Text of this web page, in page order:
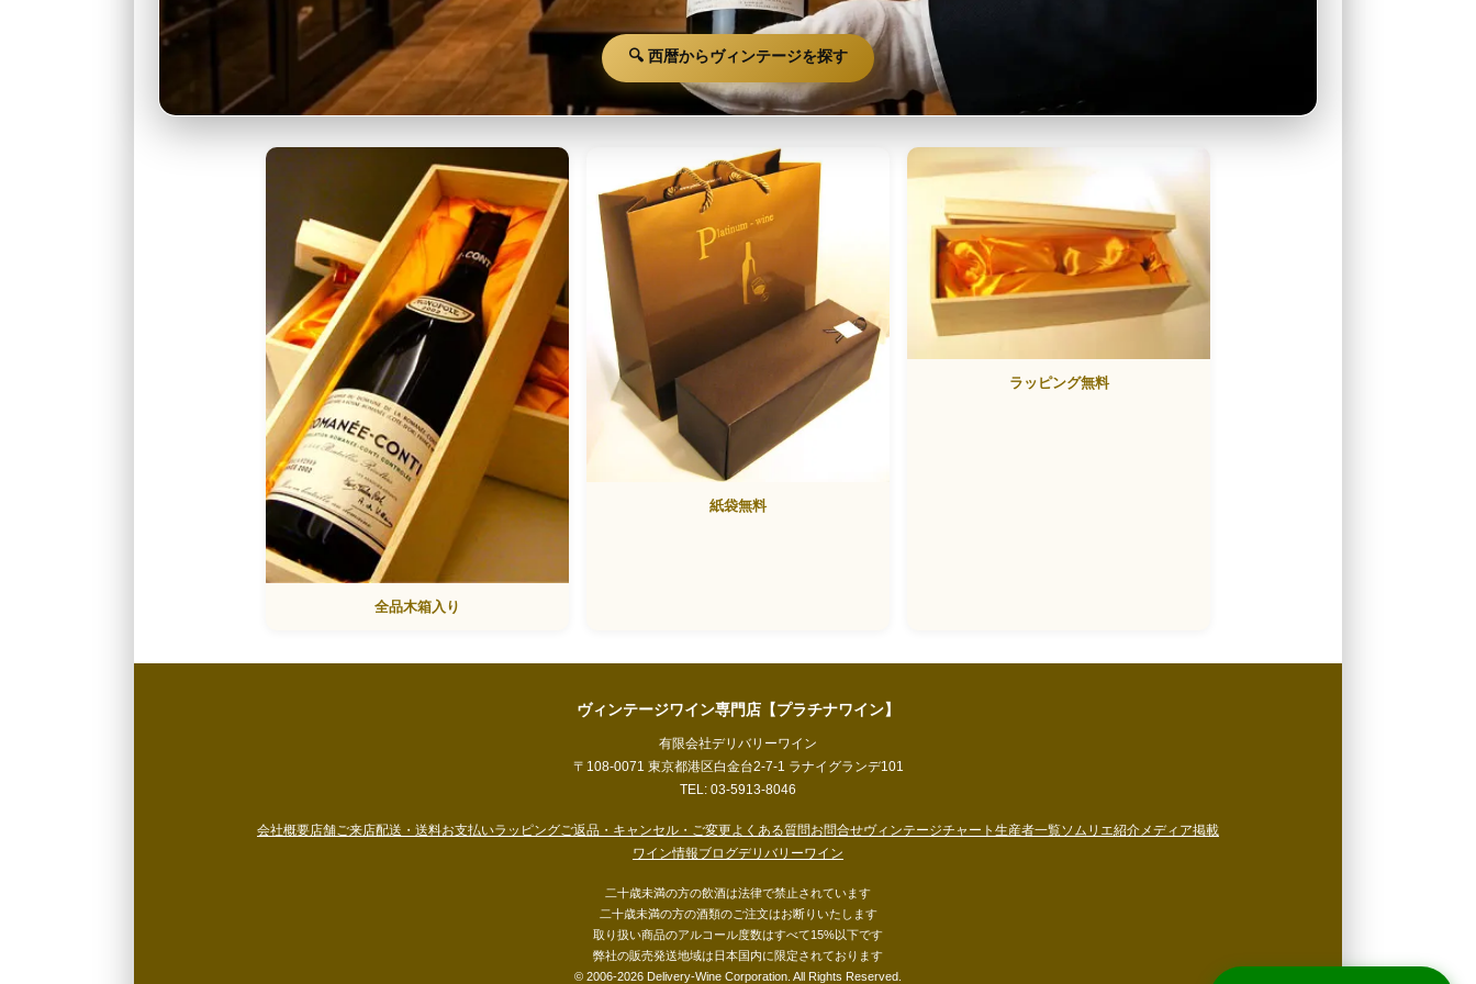
🔍 西暦からヴィンテージを探す
全品木箱入り
紙袋無料
ラッピング無料
ヴィンテージワイン専門店【プラチナワイン】
有限会社デリバリーワイン
〒108-0071 東京都港区白金台2-7-1 ラナイグランデ101
TEL: 03-5913-8046
会社概要店舗ご来店配送・送料お支払いラッピングご返品・キャンセル・ご変更よくある質問お問合せヴィンテージチャート 生産者一覧ソムリエ紹介メディア掲載
ワイン情報ブログデリバリーワイン
二十歳未満の方の飲酒は法律で禁止されています
二十歳未満の方の酒類のご注文はお断りいたします
取り扱い商品のアルコール度数はすべて15%以下です
弊社の販売発送地域は日本国内に限定されております
© 2006-2026 Delivery-Wine Corporation. All Rights Reserved.